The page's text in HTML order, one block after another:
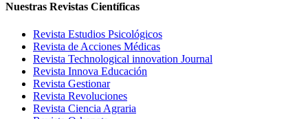
Nuestras Revistas Científicas
Revista Estudios Psicológicos
Revista de Acciones Médicas
Revista Technological innovation Journal
Revista Innova Educación
Revista Gestionar
Revista Revoluciones
Revista Ciencia Agraria